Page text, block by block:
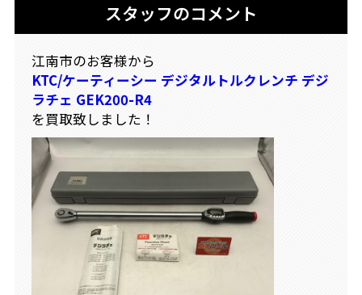
スタッフのコメント
江南市のお客様から
KTC/ケーティーシー デジタルトルクレンチ デジ
ラチェ GEK200-R4
を買取致しました！